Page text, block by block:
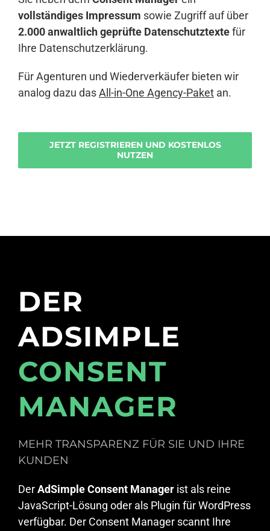
vollständiges Impressum sowie Zugriff auf über
2.000 anwaltlich geprüfte Datenschutztextefür
Ihre Datenschutzerklärung.
Für Agenturen und Wiederverkäufer bieten wir
analog dazu dasAll-in-One Agency-Paket an.
JETZT REGISTRIEREN UND KOSTENLOS
NUTZEN
DER
ADSIMPLE
CONSENT
MANAGER
MEHR TRANSPARENZ FÜR SIE UND IHRE
KUNDEN
DerAdSimple Consent Manager ist als reine
JavaScript-Lösung oder als Plugin für WordPress
verfügbar. Der Consent Manager scannt Ihre